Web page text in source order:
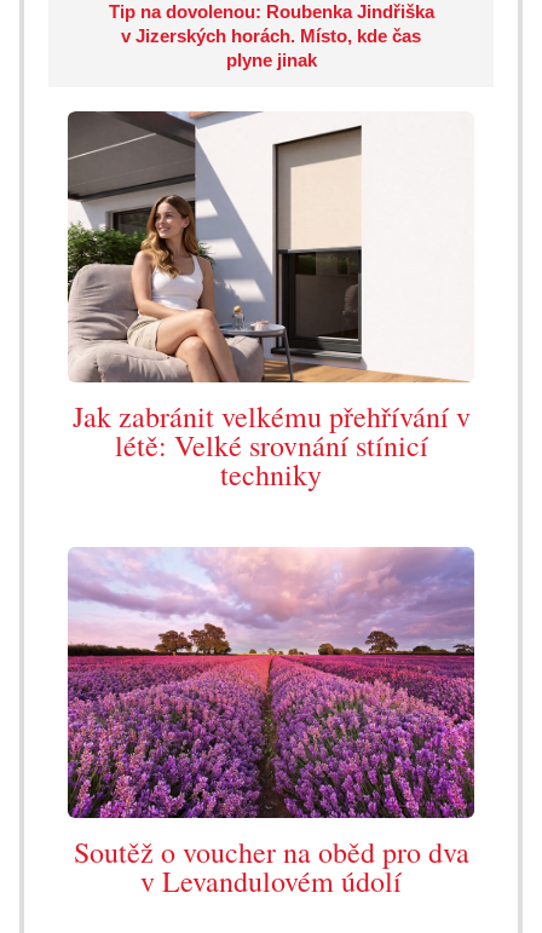
Tip na dovolenou: Roubenka Jindřiška
v Jizerských horách. Místo, kde čas
plyne jinak
Jak zabránit velkému přehřívání v
létě: Velké srovnání stínicí
techniky
Soutěž o voucher na oběd pro dva
v Levandulovém údolí